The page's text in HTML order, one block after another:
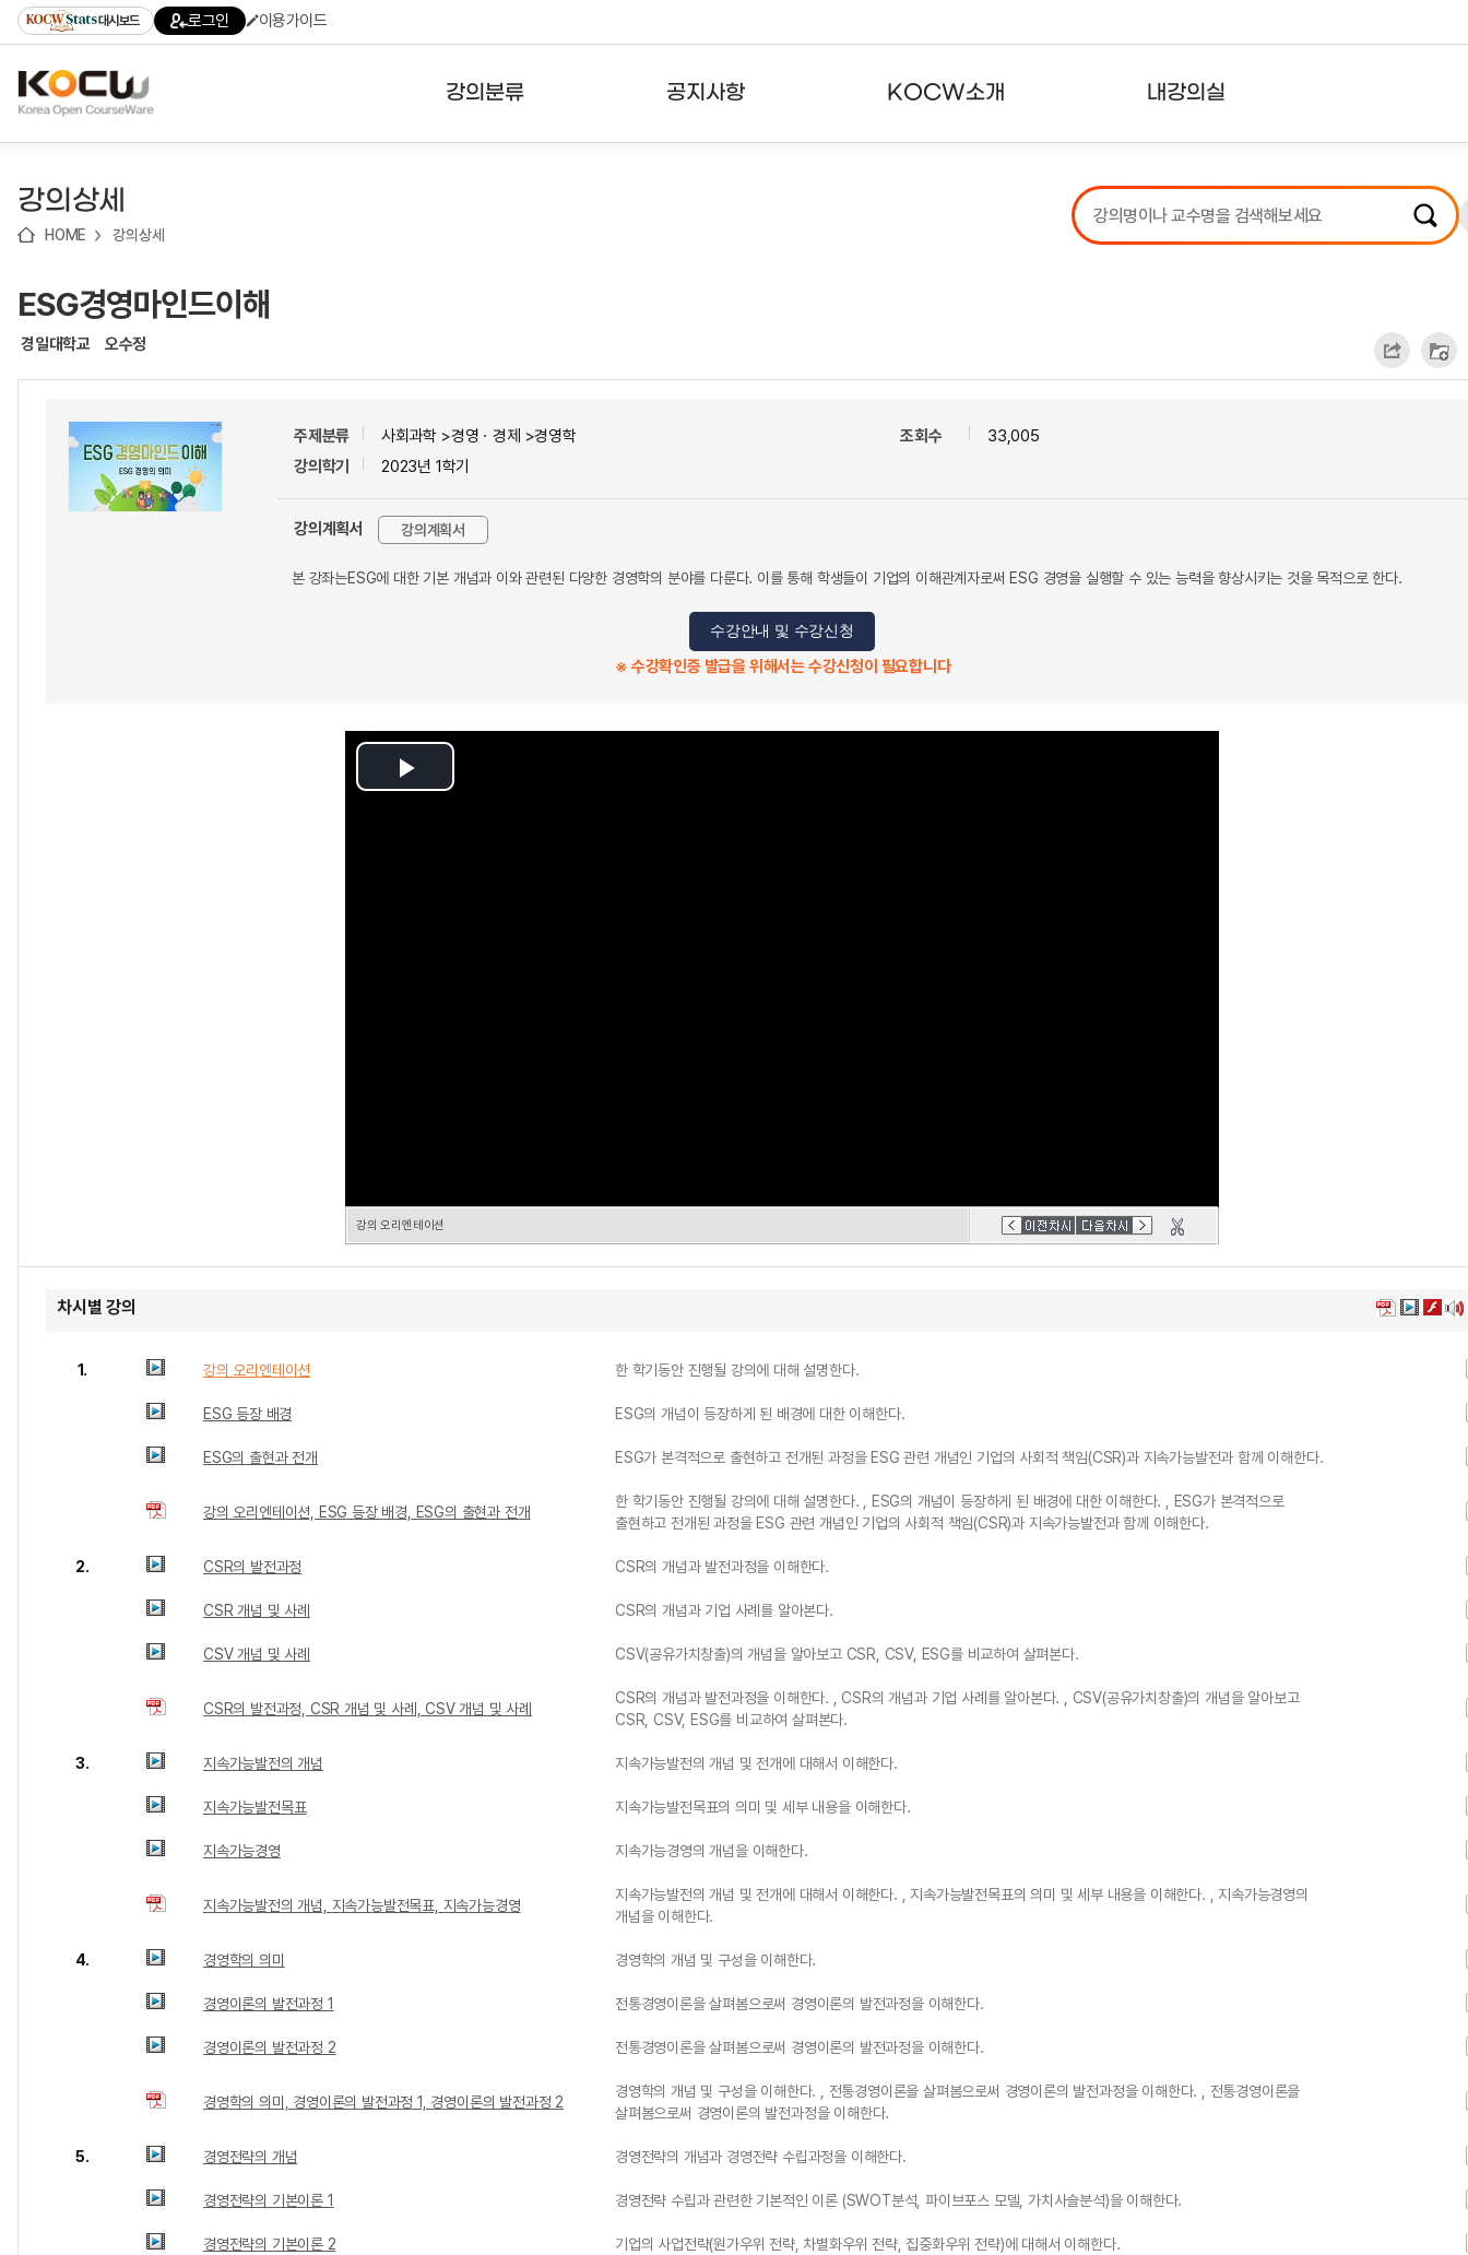
기
기
기
content)
가
대시보드 로그인 이용가이드
강의분류 공지사항 KOCW소개 내강의실
강의리스트
수강확인증강의
강의상세
HOME 강의상세
ESG경영마인드이해
경일대학교 오수정
주제분류
사회과학 >경영ㆍ경제 >경영학
강의학기
2023년 1학기
조회수 33,005
강의계획서 강의계획서
본 강좌는ESG에 대한 기본 개념과 이와 관련된 다양한 경영학의 분야를 다룬다. 이를 통해 학생들이 기업의 이해관계자로써 ESG 경영을 실행할 수 있는 능력을 향상시키는 것을 목적으로 한다.
수강안내 및 수강신청
※ 수강확인증 발급을 위해서는 수강신청이 필요합니다
Play
강의 오리엔테이션
차시별 강의
1. 강의 오리엔테이션 한 학기동안 진행될 강의에 대해 설명한다.
ESG 등장 배경 ESG의 개념이 등장하게 된 배경에 대한 이해한다.
ESG의 출현과 전개 ESG가 본격적으로 출현하고 전개된 과정을 ESG 관련 개념인 기업의 사회적 책임(CSR)과 지속가능발전과 함께 이해한다.
강의 오리엔테이션, ESG 등장 배경, ESG의 출현과 전개
한 학기동안 진행될 강의에 대해 설명한다. , ESG의 개념이 등장하게 된 배경에 대한 이해한다. , ESG가 본격적으로
출현하고 전개된 과정을 ESG 관련 개념인 기업의 사회적 책임(CSR)과 지속가능발전과 함께 이해한다.
2. CSR의 발전과정 CSR의 개념과 발전과정을 이해한다.
CSR 개념 및 사례 CSR의 개념과 기업 사례를 알아본다.
CSV 개념 및 사례 CSV(공유가치창출)의 개념을 알아보고 CSR, CSV, ESG를 비교하여 살펴본다.
CSR의 발전과정, CSR 개념 및 사례, CSV 개념 및 사례
CSR의 개념과 발전과정을 이해한다. , CSR의 개념과 기업 사례를 알아본다. , CSV(공유가치창출)의 개념을 알아보고
CSR, CSV, ESG를 비교하여 살펴본다.
3. 지속가능발전의 개념 지속가능발전의 개념 및 전개에 대해서 이해한다.
지속가능발전목표 지속가능발전목표의 의미 및 세부 내용을 이해한다.
지속가능경영 지속가능경영의 개념을 이해한다.
지속가능발전의 개념, 지속가능발전목표, 지속가능경영
지속가능발전의 개념 및 전개에 대해서 이해한다. , 지속가능발전목표의 의미 및 세부 내용을 이해한다. , 지속가능경영의
개념을 이해한다.
4. 경영학의 의미 경영학의 개념 및 구성을 이해한다.
경영이론의 발전과정 1 전통경영이론을 살펴봄으로써 경영이론의 발전과정을 이해한다.
경영이론의 발전과정 2 전통경영이론을 살펴봄으로써 경영이론의 발전과정을 이해한다.
경영학의 의미, 경영이론의 발전과정 1, 경영이론의 발전과정 2
경영학의 개념 및 구성을 이해한다. , 전통경영이론을 살펴봄으로써 경영이론의 발전과정을 이해한다. , 전통경영이론을
살펴봄으로써 경영이론의 발전과정을 이해한다.
5. 경영전략의 개념 경영전략의 개념과 경영전략 수립과정을 이해한다.
경영전략의 기본이론 1 경영전략 수립과 관련한 기본적인 이론 (SWOT분석, 파이브포스 모델, 가치사슬분석)을 이해한다.
경영전략의 기본이론 2 기업의 사업전략(원가우위 전략, 차별화우위 전략, 집중화우위 전략)에 대해서 이해한다.